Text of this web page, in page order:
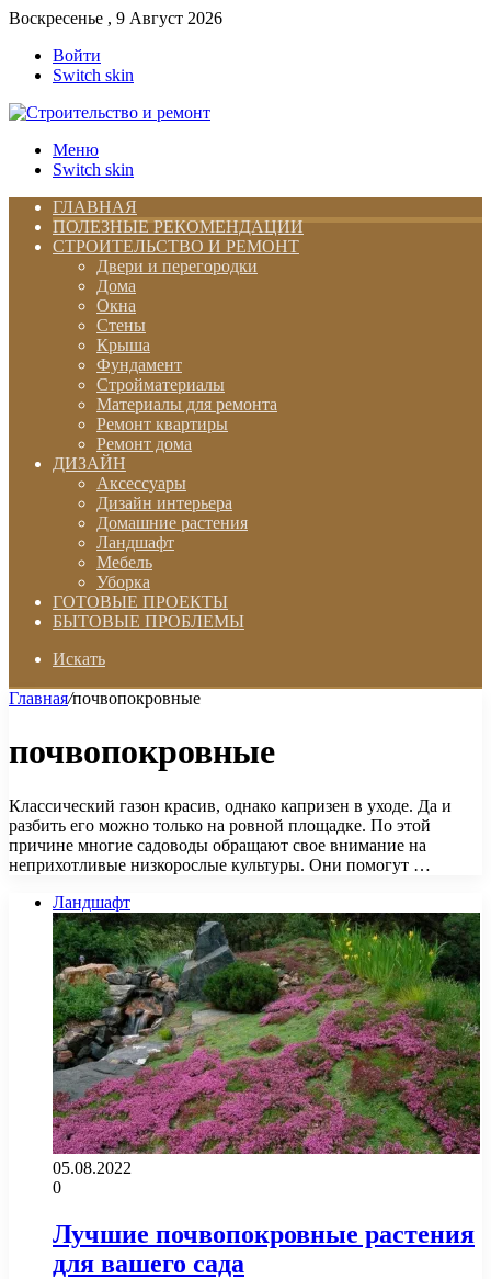
Воскресенье , 9 Август 2026
Войти
Switch skin
Меню
Switch skin
ГЛАВНАЯ
ПОЛЕЗНЫЕ РЕКОМЕНДАЦИИ
СТРОИТЕЛЬСТВО И РЕМОНТ
Двери и перегородки
Дома
Окна
Стены
Крыша
Фундамент
Стройматериалы
Материалы для ремонта
Ремонт квартиры
Ремонт дома
ДИЗАЙН
Аксессуары
Дизайн интерьера
Домашние растения
Ландшафт
Мебель
Уборка
ГОТОВЫЕ ПРОЕКТЫ
БЫТОВЫЕ ПРОБЛЕМЫ
Искать
Главная/почвопокровные
почвопокровные
Классический газон красив, однако капризен в уходе. Да и
разбить его можно только на ровной площадке. По этой
причине многие садоводы обращают свое внимание на
неприхотливые низкорослые культуры. Они помогут …
Ландшафт
05.08.2022
0
Лучшие почвопокровные растения
для вашего сада